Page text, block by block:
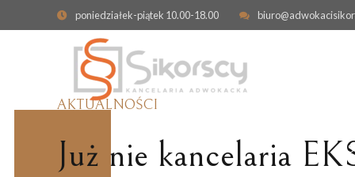
poniedziałek-piątek 10.00-18.00
AKTUALNOŚCI
Już nie kancelaria